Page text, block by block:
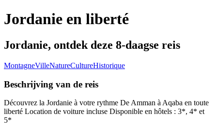
Jordanie en liberté
Jordanie, ontdek deze 8-daagse reis
MontagneVilleNatureCultureHistorique
Beschrijving van de reis
Découvrez la Jordanie à votre rythme De Amman à Aqaba en toute
liberté Location de voiture incluse Disponible en hôtels : 3*, 4* et
5*